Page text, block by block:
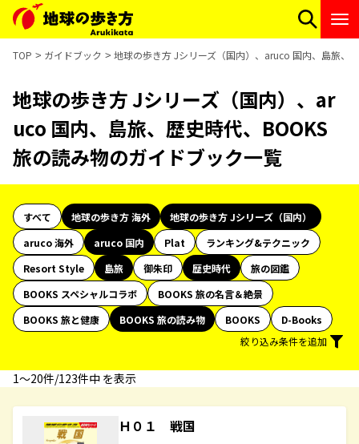
TOP ガイドブック 地球の歩き方 Jシリーズ（国内）、aruco 国内、島旅、
地球の歩き方 Jシリーズ（国内）、ar
uco 国内、島旅、歴史時代、BOOKS
旅の読み物のガイドブック一覧
すべて 地球の歩き方 海外
地球の歩き方 Jシリーズ（国内）
aruco 海外
aruco 国内 Plat
ランキング&テクニック
Resort Style
島旅 御朱印 歴史時代
旅の図鑑
BOOKS スペシャルコラボ
BOOKS 旅の名言＆絶景
BOOKS 旅と健康
BOOKS 旅の読み物 BOOKS
D-Books
絞り込み条件を追加
1〜20件/123件中 を表示
Ｈ０１ 戦国